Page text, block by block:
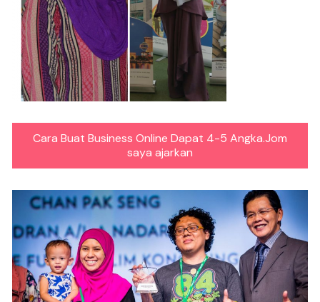
Cara Buat Business Online Dapat 4-5 Angka.Jom
saya ajarkan